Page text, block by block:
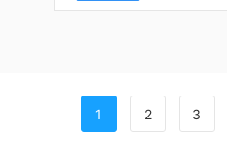
1 2 3